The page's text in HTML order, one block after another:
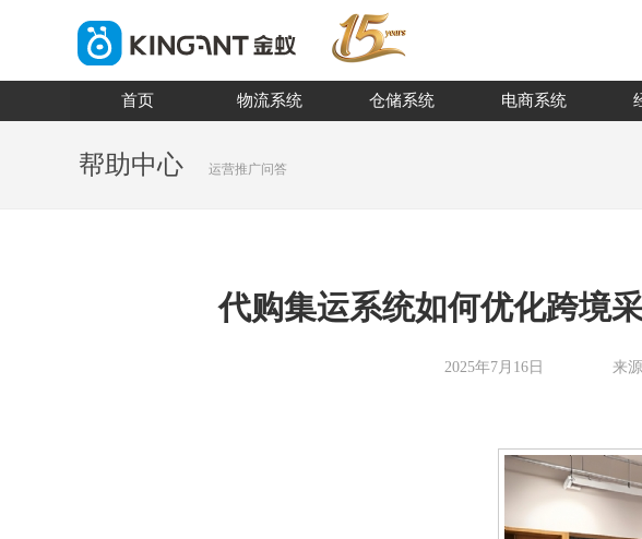
首页 物流系统 仓储系统 电商系统
帮助中心 运营推广问答
代购集运系统如何优化跨境
2025年7月16日 来